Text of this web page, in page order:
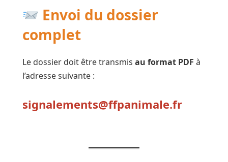
Envoi du dossier
complet
Le dossier doit être transmisau format PDF à
l’adresse suivante :
signalements@ffpanimale.fr